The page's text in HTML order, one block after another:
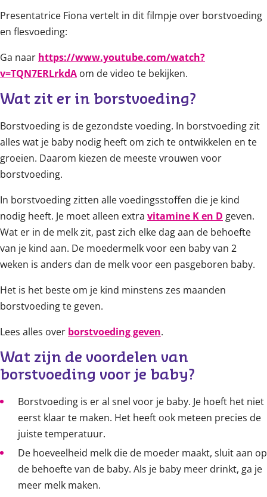
Presentatrice Fiona vertelt in dit filmpje over borstvoeding
en flesvoeding:
Ga naar https://www.youtube.com/watch?
v=TQN7ERLrkdA om de video te bekijken.
Wat zit er in borstvoeding?
Borstvoeding is de gezondste voeding. In borstvoeding zit
alles wat je baby nodig heeft om zich te ontwikkelen en te
groeien. Daarom kiezen de meeste vrouwen voor
borstvoeding.
In borstvoeding zitten alle voedingsstoffen die je kind
nodig heeft. Je moet alleen extra vitamine K en D geven.
Wat er in de melk zit, past zich elke dag aan de behoefte
van je kind aan. De moedermelk voor een baby van 2
weken is anders dan de melk voor een pasgeboren baby.
Het is het beste om je kind minstens zes maanden
borstvoeding te geven.
Lees alles over borstvoeding geven.
Wat zijn de voordelen van
borstvoeding voor je baby?
Borstvoeding is er al snel voor je baby. Je hoeft het niet
eerst klaar te maken. Het heeft ook meteen precies de
juiste temperatuur.
De hoeveelheid melk die de moeder maakt, sluit aan op
de behoefte van de baby. Als je baby meer drinkt, ga je
meer melk maken.